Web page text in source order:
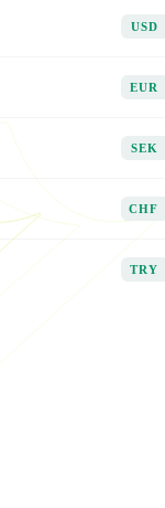
USD
EUR
SEK
CHF
TRY